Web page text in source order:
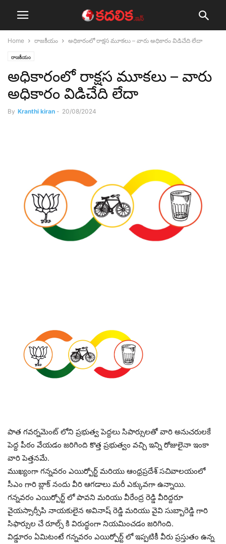
Home రాజ‌కీయం అధికారంలో రాక్షస మూకలు – వారు అధికారం విడిచేది లేదా
రాజ‌కీయం
అధికారంలో రాక్షస మూకలు – వారు
అధికారం విడిచేది లేదా
By Kranthi kiran - 20/08/2024
పాత గవర్నమెంట్ లోని ప్రభుత్వ పెద్దలు సిపార్సులతో వారి అనుచరులకే
పెద్ద పీఠం వేయడం జరిగింది కొత్త ప్రభుత్వం వచ్చి ఇన్ని రోజులైనా ఇంకా
వారి పెత్తనమే.
ముఖ్యంగా గన్నవరం ఎయిర్పోర్ట్ మరియు ఆంధ్రప్రదేశ్ సచివాలయంలో
సీఎం గారి బ్లాక్ నందు వీరి ఆగడాలు మరీ ఎక్కువగా ఉన్నాయి.
గన్నవరం ఎయిర్పోర్ట్ లో పావని మరియు వీరేంద్ర రెడ్డి వీరిద్దరూ
వైయస్సార్సీపి నాయకులైన అవినాష్ రెడ్డి మరియు వైవి సుబ్బారెడ్డి గారి
సిఫార్సుల చే రూల్స్ కి విరుద్ధంగా నియమించడం జరిగింది.
విడ్డూరం ఏమిటంటే గన్నవరం ఎయిర్పోర్ట్ లో ఇప్పటికీ వీరు ప్రస్తుతం ఉన్న